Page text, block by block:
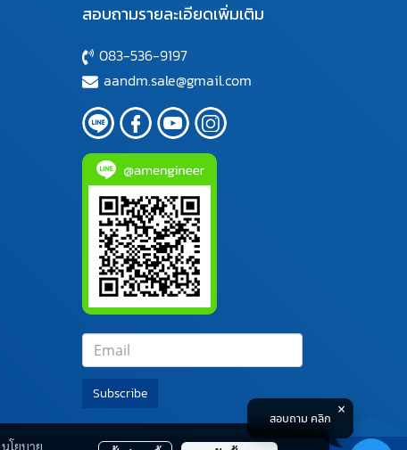
สอบถามรายละเอียดเพิ่มเติม
083-536-9197
aandm.sale@gmail.com
Subscribe
นโยบาย
สอบถาม คลิก